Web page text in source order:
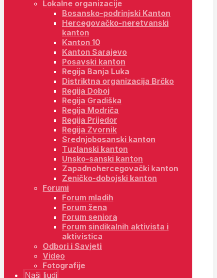
Lokalne organizacije
Bosansko-podrinjski Kanton
Hercegovačko-neretvanski
kanton
Kanton 10
Kanton Sarajevo
Posavski kanton
Regija Banja Luka
Distriktna organizacija Brčko
Regija Doboj
Regija Gradiška
Regija Modriča
Regija Prijedor
Regija Zvornik
Srednjobosanski kanton
Tuzlanski kanton
Unsko-sanski kanton
Zapadnohercegovački kanton
Zeničko-dobojski kanton
Forumi
Forum mladih
Forum žena
Forum seniora
Forum sindikalnih aktivista i
aktivistica
Odbori i Savjeti
Video
Fotografije
Naši ljudi